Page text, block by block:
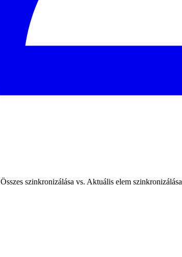
Összes szinkronizálása vs. Aktuális elem szinkronizálása